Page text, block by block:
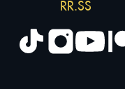
RR.SS